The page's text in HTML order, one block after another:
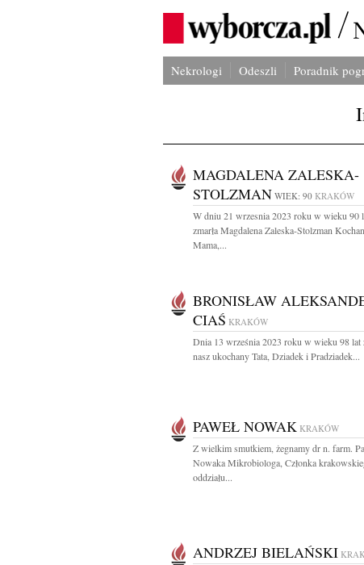
Nekrologi Odeszli Poradnik
MAGDALENA ZALESKA-
STOLZMAN WIEK: 90 KRAKÓW
W dniu 21 wrzesnia 2023 roku w wieku 90
zmarła Magdalena Zaleska-Stolzman
Mama,...
BRONISŁAW
CIAŚ KRAKÓW
Dnia 13 września 2023 roku w wieku 98 lat
nasz ukochany Tata, Dziadek i Pradziadek...
PAWEŁ NOWAK KRAKÓW
Z wielkim smutkiem, żegnamy dr n. farm.
Nowaka Mikrobiologa, Członka
oddziału...
ANDRZEJ BIELAŃSKI